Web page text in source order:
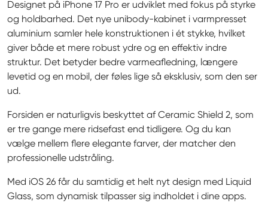
Designet på iPhone 17 Pro er udviklet med fokus på styrke
og holdbarhed. Det nye unibody-kabinet i varmpresset
aluminium samler hele konstruktionen i ét stykke, hvilket
giver både et mere robust ydre og en effektiv indre
struktur. Det betyder bedre varmeafledning, længere
levetid og en mobil, der føles lige så eksklusiv, som den ser
ud.
Forsiden er naturligvis beskyttet af Ceramic Shield 2, som
er tre gange mere ridsefast end tidligere. Og du kan
vælge mellem flere elegante farver, der matcher den
professionelle udstråling.
Med iOS 26 får du samtidig et helt nyt design med Liquid
Glass, som dynamisk tilpasser sig indholdet i dine apps.